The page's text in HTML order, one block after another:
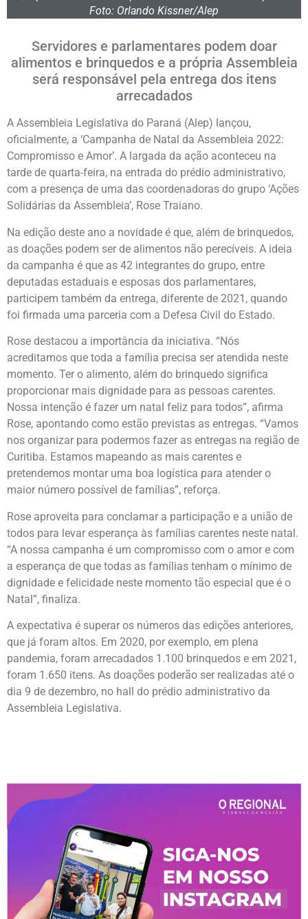
Foto: Orlando Kissner/Alep
Servidores e parlamentares podem doar
alimentos e brinquedos e a própria Assembleia
será responsável pela entrega dos itens
arrecadados
A Assembleia Legislativa do Paraná (Alep) lançou,
oficialmente, a ‘Campanha de Natal da Assembleia 2022:
Compromisso e Amor’. A largada da ação aconteceu na
tarde de quarta-feira, na entrada do prédio administrativo,
com a presença de uma das coordenadoras do grupo ‘Ações
Solidárias da Assembleia’, Rose Traiano.
Na edição deste ano a novidade é que, além de brinquedos,
as doações podem ser de alimentos não perecíveis. A ideia
da campanha é que as 42 integrantes do grupo, entre
deputadas estaduais e esposas dos parlamentares,
participem também da entrega, diferente de 2021, quando
foi firmada uma parceria com a Defesa Civil do Estado.
Rose destacou a importância da iniciativa. “Nós
acreditamos que toda a família precisa ser atendida neste
momento. Ter o alimento, além do brinquedo significa
proporcionar mais dignidade para as pessoas carentes.
Nossa intenção é fazer um natal feliz para todos”, afirma
Rose, apontando como estão previstas as entregas. “Vamos
nos organizar para podermos fazer as entregas na região de
Curitiba. Estamos mapeando as mais carentes e
pretendemos montar uma boa logística para atender o
maior número possível de famílias”, reforça.
Rose aproveita para conclamar a participação e a união de
todos para levar esperança às famílias carentes neste natal.
“A nossa campanha é um compromisso com o amor e com
a esperança de que todas as famílias tenham o mínimo de
dignidade e felicidade neste momento tão especial que é o
Natal”, finaliza.
A expectativa é superar os números das edições anteriores,
que já foram altos. Em 2020, por exemplo, em plena
pandemia, foram arrecadados 1.100 brinquedos e em 2021,
foram 1.650 itens. As doações poderão ser realizadas até o
dia 9 de dezembro, no hall do prédio administrativo da
Assembleia Legislativa.